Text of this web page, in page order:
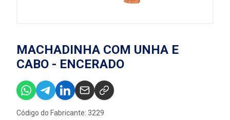
MACHADINHA COM UNHA E
CABO - ENCERADO
Código do Fabricante: 3229